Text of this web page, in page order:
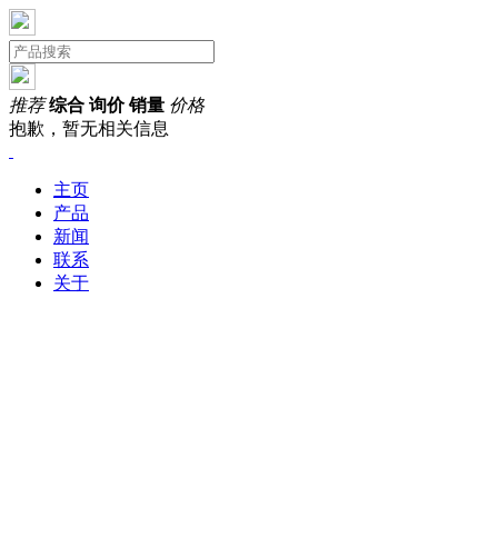
推荐 综合 询价 销量 价格
抱歉，暂无相关信息
主页
产品
新闻
联系
关于